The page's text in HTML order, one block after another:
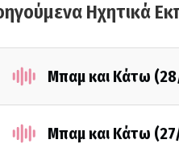
Ηχητικά
Μπαμ και Κάτω
Μπαμ και Κάτω